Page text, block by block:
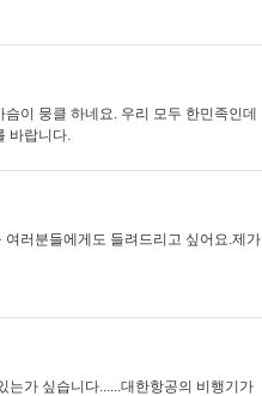
이 뭉클 하네요. 우리 모두 한민족인데
바랍니다.
러분들에게도 들려드리고 싶어요.제가
는가 싶습니다......대한항공의 비행기가